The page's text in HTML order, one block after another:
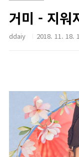
거미 - 지워
ddaiy 2018. 11. 18.